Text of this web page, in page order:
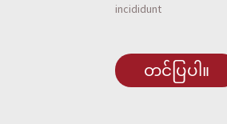
incididunt
တင်ပြပါ။